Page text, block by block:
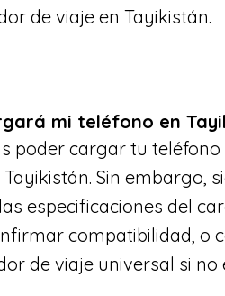
de viaje en Tayikistán.
mi teléfono en
poder cargar tu
Sin embargo,
especificaciones del
compatibilidad, o
de viaje universal si no